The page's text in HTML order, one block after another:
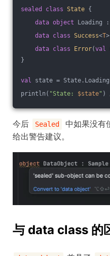
sealed class State {
data object Loading
data class Success<T>
data class Error(val
}
val state = State.Loading
println( "State: $state" )
今后 Sealed 中如果没有
给出警告建议。
与 data class 的